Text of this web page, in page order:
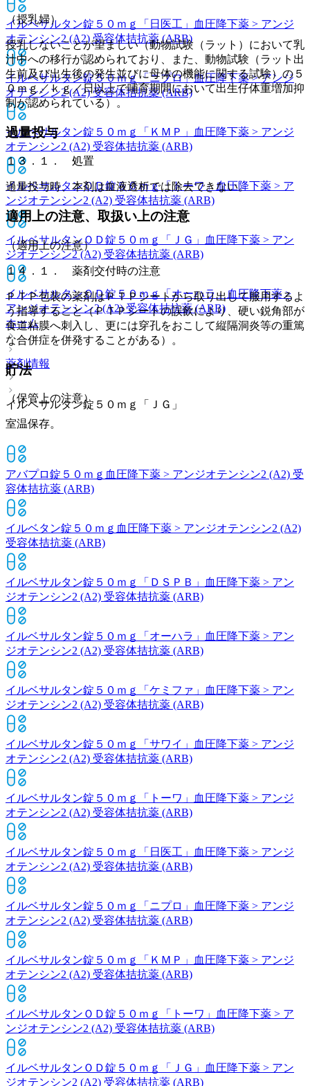
イルベサルタン錠５０ｍｇ「日医工」
血圧降下薬 > アンジ
オテンシン2 (A2) 受容体拮抗薬 (ARB)
イルベサルタン錠５０ｍｇ「ニプロ」血圧降下薬 > アンジ
オテンシン2 (A2) 受容体拮抗薬 (ARB)
イルベサルタン錠５０ｍｇ「ＫＭＰ」
血圧降下薬 > アンジ
オテンシン2 (A2) 受容体拮抗薬 (ARB)
イルベサルタンＯＤ錠５０ｍｇ「トーワ」 血圧降下薬 > ア
ンジオテンシン2 (A2) 受容体拮抗薬 (ARB)
イルベサルタンＯＤ錠５０ｍｇ「ＪＧ」
血圧降下薬 > アン
ジオテンシン2 (A2) 受容体拮抗薬 (ARB)
イルベサルタンＯＤ錠５０ｍｇ「オーハラ」 血圧降下薬 >
アンジオテンシン2 (A2) 受容体拮抗薬 (ARB)
ホーム
薬剤情報
イルベサルタン錠５０ｍｇ「ＪＧ」
（授乳婦）
授乳しないことが望ましい（動物試験（ラット）において乳
汁中への移行が認められており、また、動物試験（ラット出
生前及び出生後の発生並びに母体の機能に関する試験）の５
０ｍｇ／ｋｇ／日以上で哺育期間において出生仔体重増加抑
制が認められている）。
過量投与
１３．１． 処置
過量投与時、本剤は血液透析では除去できない。
適用上の注意、取扱い上の注意
（適用上の注意）
１４．１． 薬剤交付時の注意
ＰＴＰ包装の薬剤はＰＴＰシートから取り出して服用するよ
う指導すること（ＰＴＰシートの誤飲により、硬い鋭角部が
食道粘膜へ刺入し、更には穿孔をおこして縦隔洞炎等の重篤
な合併症を併発することがある）。
貯法
（保管上の注意）
室温保存。
アバプロ錠５０ｍｇ 血圧降下薬 > アンジオテンシン2 (A2) 受
容体拮抗薬 (ARB)
イルベタン錠５０ｍｇ 血圧降下薬 > アンジオテンシン2 (A2)
受容体拮抗薬 (ARB)
イルベサルタン錠５０ｍｇ「ＤＳＰＢ」
血圧降下薬 > アン
ジオテンシン2 (A2) 受容体拮抗薬 (ARB)
イルベサルタン錠５０ｍｇ「オーハラ」
血圧降下薬 > アン
ジオテンシン2 (A2) 受容体拮抗薬 (ARB)
イルベサルタン錠５０ｍｇ「ケミファ」
血圧降下薬 > アン
ジオテンシン2 (A2) 受容体拮抗薬 (ARB)
イルベサルタン錠５０ｍｇ「サワイ」
血圧降下薬 > アンジ
オテンシン2 (A2) 受容体拮抗薬 (ARB)
イルベサルタン錠５０ｍｇ「トーワ」
血圧降下薬 > アンジ
オテンシン2 (A2) 受容体拮抗薬 (ARB)
イルベサルタン錠５０ｍｇ「日医工」
血圧降下薬 > アンジ
オテンシン2 (A2) 受容体拮抗薬 (ARB)
イルベサルタン錠５０ｍｇ「ニプロ」
血圧降下薬 > アンジ
オテンシン2 (A2) 受容体拮抗薬 (ARB)
イルベサルタン錠５０ｍｇ「ＫＭＰ」
血圧降下薬 > アンジ
オテンシン2 (A2) 受容体拮抗薬 (ARB)
イルベサルタンＯＤ錠５０ｍｇ「トーワ」
血圧降下薬 > ア
ンジオテンシン2 (A2) 受容体拮抗薬 (ARB)
イルベサルタンＯＤ錠５０ｍｇ「ＪＧ」
血圧降下薬 > アン
ジオテンシン2 (A2) 受容体拮抗薬 (ARB)